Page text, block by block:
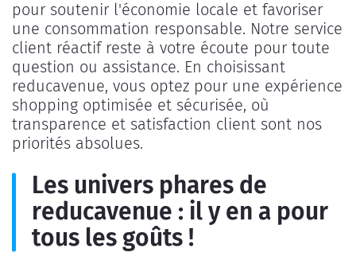
pour soutenir l'économie locale et favoriser
une consommation responsable. Notre service
client réactif reste à votre écoute pour toute
question ou assistance. En choisissant
reducavenue, vous optez pour une expérience
shopping optimisée et sécurisée, où
transparence et satisfaction client sont nos
priorités absolues.
Les univers phares de
reducavenue : il y en a pour
tous les goûts !